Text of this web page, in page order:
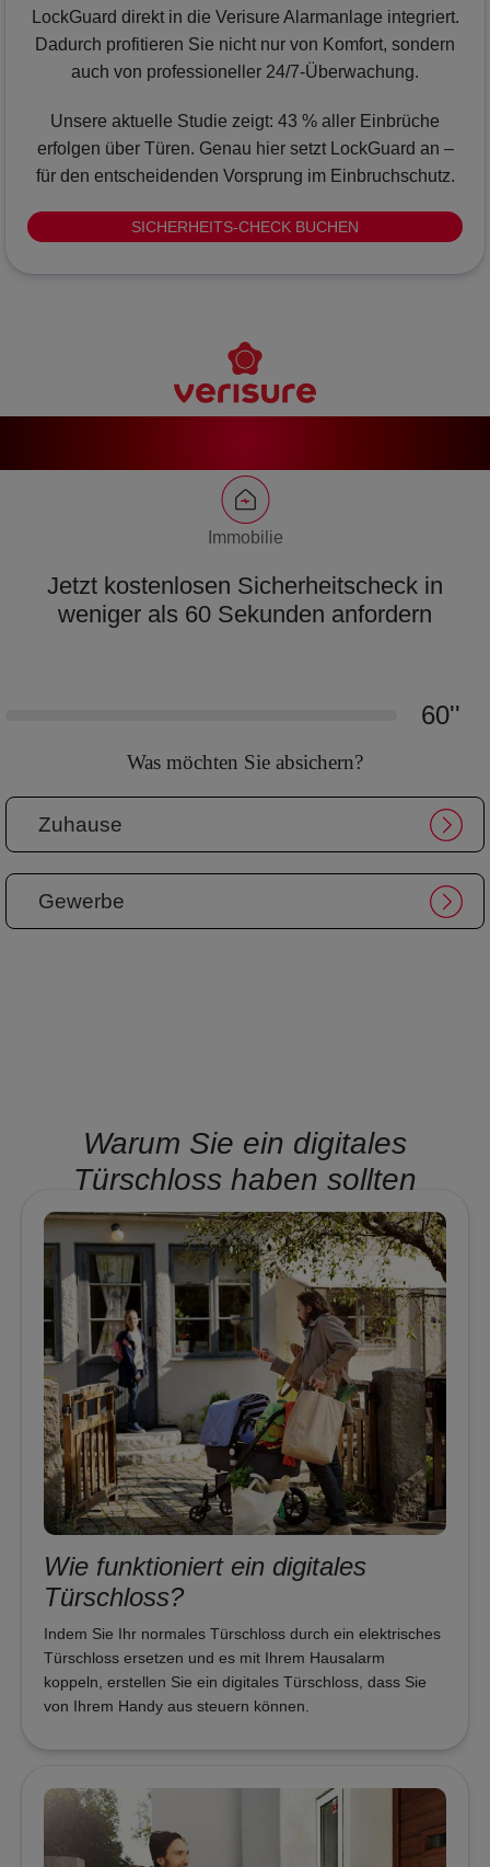
LockGuard direkt in die Verisure Alarmanlage integriert.
Dadurch profitieren Sie nicht nur von Komfort, sondern
auch von professioneller 24/7-Überwachung.
Unsere aktuelle Studie zeigt: 43 % aller Einbrüche
erfolgen über Türen. Genau hier setzt LockGuard an –
für den entscheidenden Vorsprung im Einbruchschutz.
SICHERHEITS-CHECK BUCHEN
Immobilie
Jetzt kostenlosen Sicherheitscheck in
weniger als 60 Sekunden anfordern
60''
Was möchten Sie absichern?
Zuhause
Gewerbe
Warum Sie ein digitales
Türschloss haben sollten
Wie funktioniert ein digitales
Türschloss?
Indem Sie Ihr normales Türschloss durch ein elektrisches
Türschloss ersetzen und es mit Ihrem Hausalarm
koppeln, erstellen Sie ein digitales Türschloss, dass Sie
von Ihrem Handy aus steuern können.